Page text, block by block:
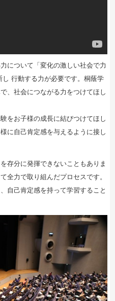
について「変化の激しい社会で力
行動する力が必要です。桐蔭学
、社会につながる力をつけてほし
をお子様の成長に結びつけてほし
に自己肯定感を与えるように接し
存分に発揮できないこともありま
全力で取り組んだプロセスです。
自己肯定感を持って学習すること